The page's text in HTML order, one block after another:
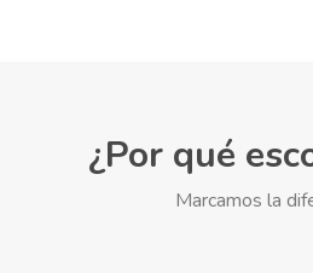
¿Por qué
Marcamos la